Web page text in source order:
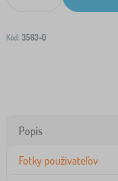
Kód: 3563-0
Popis
Fotky používateľov